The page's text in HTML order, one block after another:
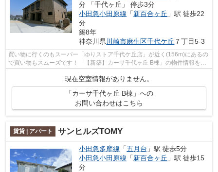
分 「千代ヶ丘」 停歩3分
小田急小田原線 「新百合ヶ丘 」駅 徒歩22
分
築8年
神奈川県川崎市麻生区千代ケ丘 ７丁目5-3
買い物に行くのもスーパー「ゆりストア千代ケ丘店」が近く(156m)にあるの
で買い物もスムーズです！「【新築】カーサ千代ヶ丘 B棟」の物件情報をお
現在空室情報がありません。
「カーサ千代ヶ丘 B棟」への
お問い合わせはこちら
賃貸 | アパート サンヒルズTOMY
小田急多摩線 「五月台 」駅 徒歩5分
小田急小田原線 「新百合ヶ丘 」駅 徒歩15
分